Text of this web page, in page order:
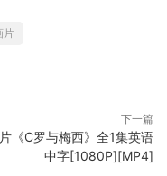
片
下一篇
《C罗与梅西》全1集英语
中字[1080P][MP4]